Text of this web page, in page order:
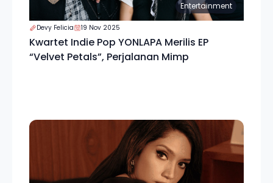
Entertainment
Devy Felicia 19 Nov 2025
Kwartet Indie Pop YONLAPA Merilis EP
“Velvet Petals”, Perjalanan Mimp